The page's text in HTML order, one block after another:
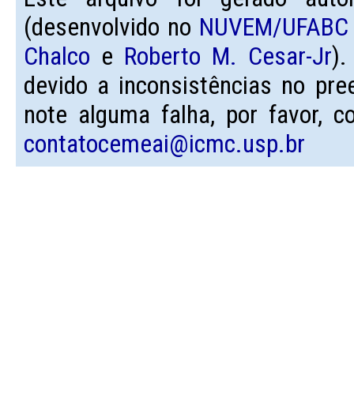
(desenvolvido no NUVEM/UFABC
Chalco e Roberto M. Cesar-Jr).
devido a inconsistências no
note alguma falha, por favor,
contatocemeai@icmc.usp.br